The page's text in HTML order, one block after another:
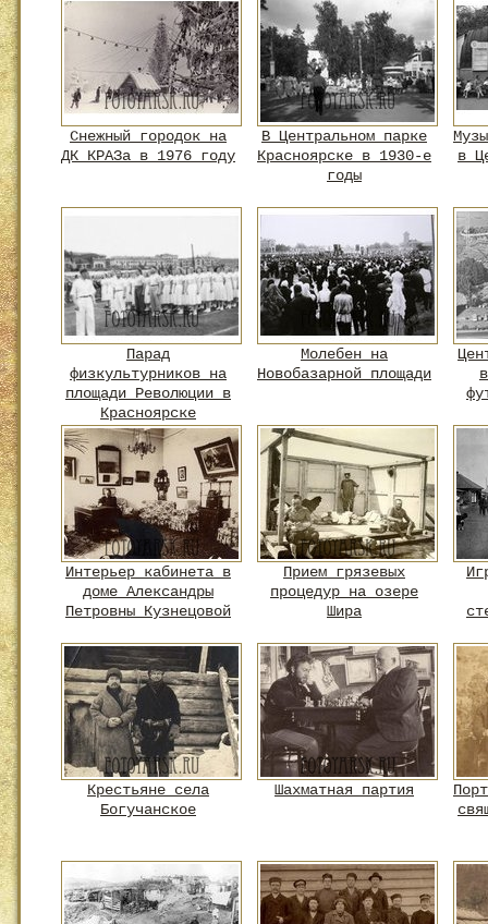
Снежный городок на
ДК КРАЗа в 1976 году
В Центральном парке
Красноярске в 1930-е
годы
в
Парад
физкультурников на
площади Революции в
Красноярске
Молебен на
Новобазарной площади
Интерьер кабинета в
доме Александры
Петровны Кузнецовой
Прием грязевых
процедур на озере
Шира
Крестьяне села
Богучанское
Шахматная партия